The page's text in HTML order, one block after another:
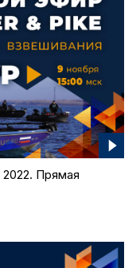
2022. Прямая